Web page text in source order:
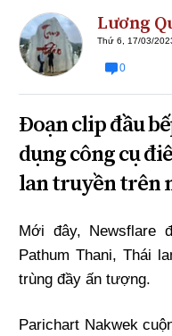
Lương
Thứ 6, 17/03/
0
Đoạn clip đầu
dụng công cụ
lan truyền trên
Mới đây, Newsflare
Pathum Thani, Thái
trùng đầy ấn tượng.
Parichart Nakwek